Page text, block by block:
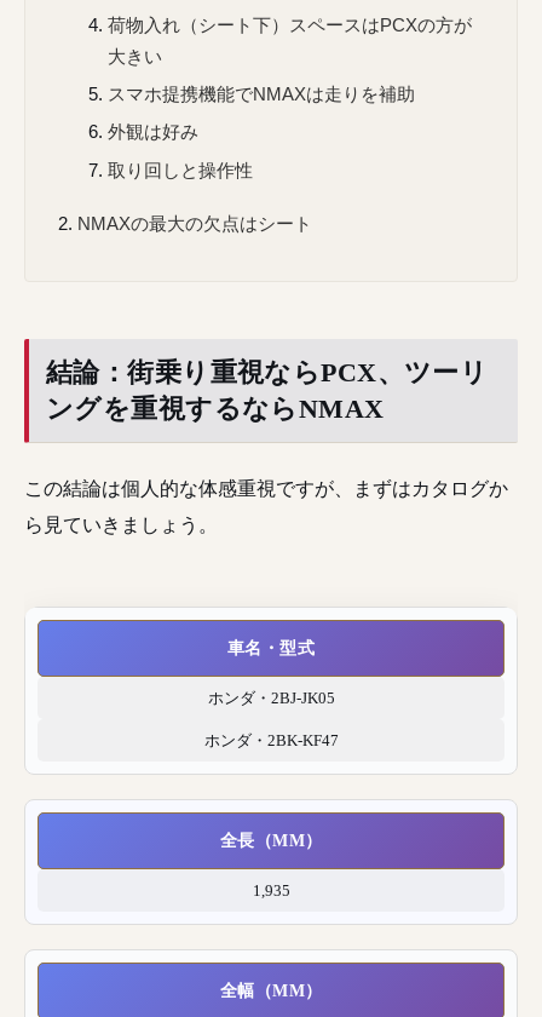
荷物入れ（シート下）スペースはPCXの方が
大きい
スマホ提携機能でNMAXは走りを補助
外観は好み
取り回しと操作性
NMAXの最大の欠点はシート
結論：街乗り重視ならPCX、ツーリ
ングを重視するならNMAX
この結論は個人的な体感重視ですが、まずはカタログか
ら見ていきましょう。
車名・型式
ホンダ・2BJ-JK05
ホンダ・2BK-KF47
全長（MM）
1,935
全幅（MM）